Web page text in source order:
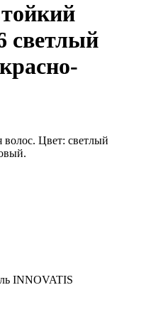
светлый
волос. Цвет: светлый
INNOVATIS